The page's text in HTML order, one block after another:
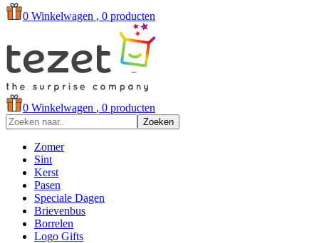
0 Winkelwagen , 0 producten
0 Winkelwagen , 0 producten
Zoeken
Zomer
Sint
Kerst
Pasen
Speciale Dagen
Brievenbus
Borrelen
Logo Gifts